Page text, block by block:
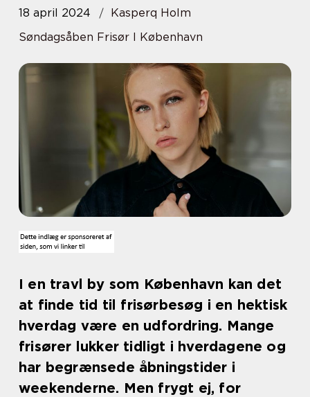
18 april 2024
Kasperq Holm
Søndagsåben Frisør I København
I en travl by som København kan det
at finde tid til frisørbesøg i en hektisk
hverdag være en udfordring. Mange
frisører lukker tidligt i hverdagene og
har begrænsede åbningstider i
weekenderne. Men frygt ej, for